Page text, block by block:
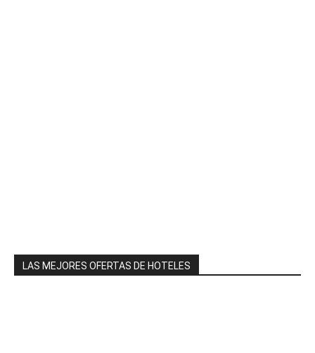
LAS MEJORES OFERTAS DE HOTELES